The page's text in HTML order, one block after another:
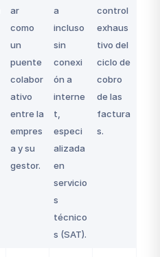
ar
como
un
puente
colabor
ativo
entre la
empres
a y su
gestor.
a
incluso
sin
conexi
ón a
interne
t,
especi
alizada
en
servicio
s
técnico
s (SAT).
control
exhaus
tivo del
ciclo de
cobro
de las
factura
s.